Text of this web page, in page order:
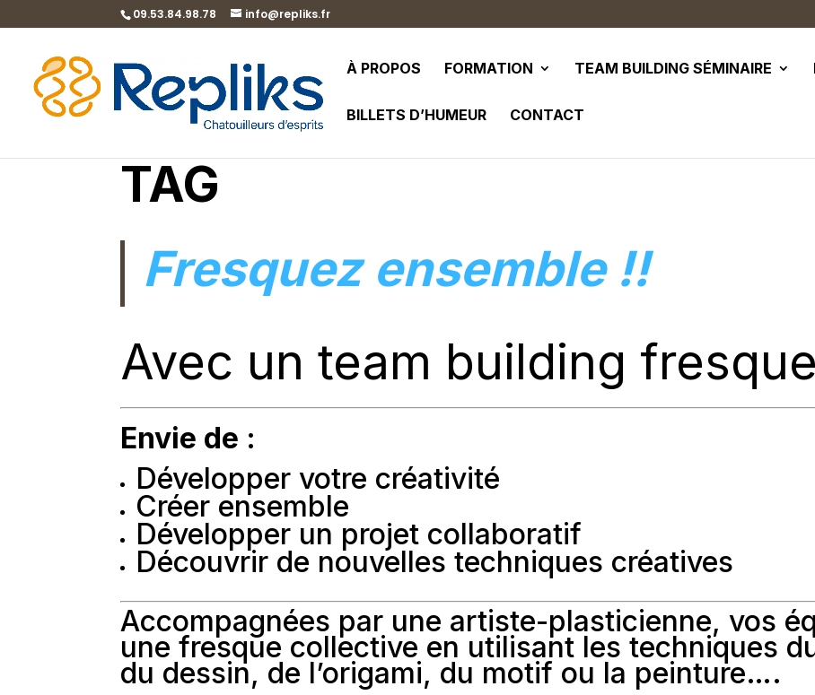
09.53.84.98.78 info@repliks.fr
À PROPOS FORMATION TEAM BUILDING SÉMINAIRE
BILLETS D’HUMEUR CONTACT
TAG
Fresquez ensemble !!
Avec un team building
Envie de :
Développer votre créativité
Créer ensemble
Développer un projet collaboratif
Découvrir de nouvelles techniques créatives
Accompagnées par une artiste-plasticienne, vos
une fresque collective en utilisant les techniques
du dessin, de l’origami, du motif ou la peinture….